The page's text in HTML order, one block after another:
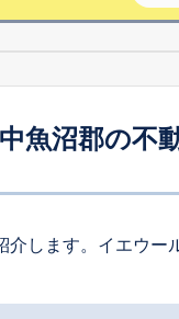
中魚沼郡の不
します。イエウー